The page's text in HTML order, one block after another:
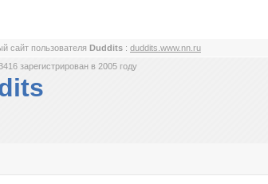
сайт пользователя Duddits : duddits.www.nn.ru
зарегистрирован в 2005 году